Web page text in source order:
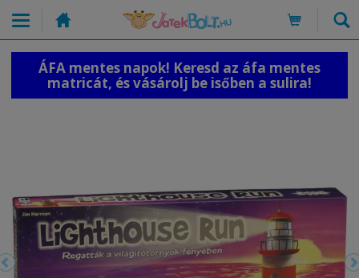
ÁFA mentes napok! Keresd az áfa mentes
matricát, és vásárolj be isőben a sulira!